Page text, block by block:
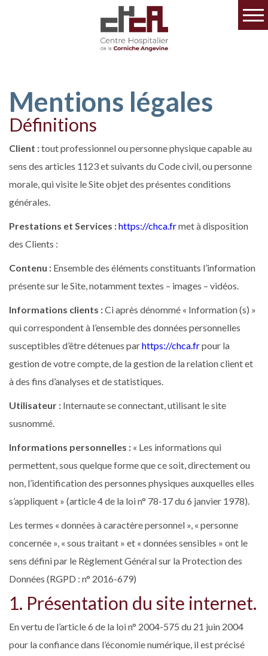
Mentions légales
Définitions
Client :tout professionnel ou personne physique capable au
sens des articles 1123 et suivants du Code civil, ou personne
morale, qui visite le Site objet des présentes conditions
générales.
Prestations et Services :https://chca.frmet à disposition
des Clients :
Contenu : Ensemble des éléments constituants l’information
présente sur le Site, notamment textes – images – vidéos.
Informations clients :Ci après dénommé « Information (s) »
qui correspondent à l’ensemble des données personnelles
susceptibles d’être détenues parhttps://chca.frpour la
gestion de votre compte, de la gestion de la relation client et
à des fins d’analyses et de statistiques.
Utilisateur : Internaute se connectant, utilisant le site
susnommé.
Informations personnelles : « Les informations qui
permettent, sous quelque forme que ce soit, directement ou
non, l’identification des personnes physiques auxquelles elles
s’appliquent » (article 4 de la loi n° 78-17 du 6 janvier 1978).
Les termes « données à caractère personnel », « personne
concernée », « sous traitant » et « données sensibles » ont le
sens défini par le Règlement Général sur la Protection des
Données (RGPD : n° 2016-679)
1. Présentation du site internet.
En vertu de l’article 6 de la loi n° 2004-575 du 21 juin 2004
pour la confiance dans l’économie numérique, il est précisé